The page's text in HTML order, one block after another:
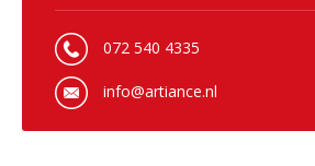
072 540 4335
info@artiance.nl